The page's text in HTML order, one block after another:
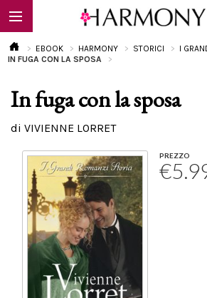
EBOOK
Calendario
EBOOK HARMONY STORICI
I
IN FUGA CON LA SPOSA
In fuga con la sposa
di VIVIENNE LORRET
PREZZO